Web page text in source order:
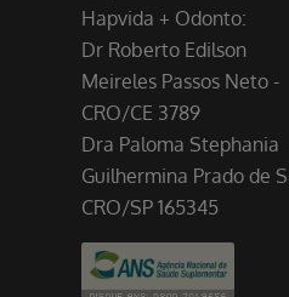
Hapvida + Odonto:
Dr Roberto Edilson
Meireles Passos Neto -
CRO/CE 3789
Dra Paloma Stephania
Guilhermina Prado de
CRO/SP 165345